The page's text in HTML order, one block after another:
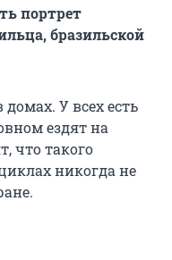
портрет
бразильской
У всех есть
ездят на
что такого
никогда не